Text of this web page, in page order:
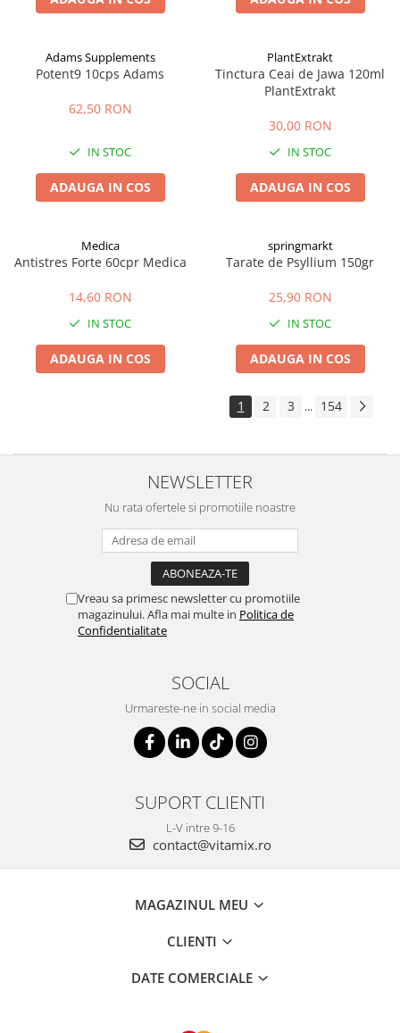
Adams Supplements
Potent9 10cps Adams
62,50 RON
IN STOC
ADAUGA IN COS
PlantExtrakt
Tinctura Ceai de Jawa 120ml
PlantExtrakt
30,00 RON
IN STOC
ADAUGA IN COS
Medica
Antistres Forte 60cpr Medica
14,60 RON
IN STOC
ADAUGA IN COS
springmarkt
Tarate de Psyllium 150gr
25,90 RON
IN STOC
ADAUGA IN COS
1 2 3 ... 154
NEWSLETTER
Nu rata ofertele si promotiile noastre
Vreau sa primesc newsletter cu promotiile
magazinului. Afla mai multe in Politica de
Confidentialitate
SOCIAL
Urmareste-ne in social media
SUPORT CLIENTI
L-V intre 9-16
contact@vitamix.ro
MAGAZINUL MEU
CLIENTI
DATE COMERCIALE